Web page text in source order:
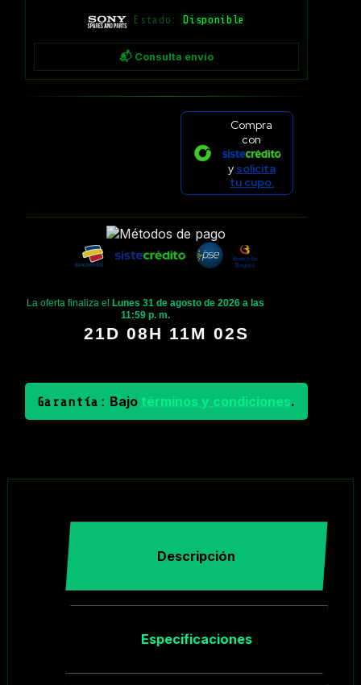
Estado: Disponible
📬 Consulta envío
Compra
con
y solicita
tu cupo.
La oferta finaliza el
Lunes 31 de agosto de 2026 a las
11:59 p. m.
21D 08H 11M 02S
Garantía: Bajo términos y condiciones.
Descripción
Especificaciones